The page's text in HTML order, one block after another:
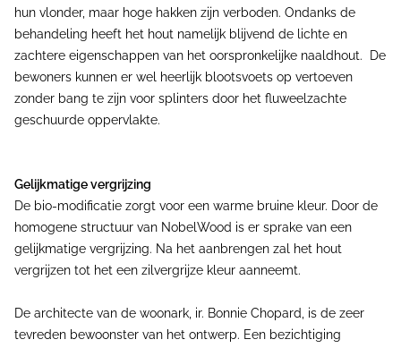
hun vlonder, maar hoge hakken zijn verboden. Ondanks de
behandeling heeft het hout namelijk blijvend de lichte en
zachtere eigenschappen van het oorspronkelijke naaldhout. De
bewoners kunnen er wel heerlijk blootsvoets op vertoeven
zonder bang te zijn voor splinters door het fluweelzachte
geschuurde oppervlakte.
Gelijkmatige vergrijzing
De bio-modificatie zorgt voor een warme bruine kleur. Door de
homogene structuur van NobelWood is er sprake van een
gelijkmatige vergrijzing. Na het aanbrengen zal het hout
vergrijzen tot het een zilvergrijze kleur aanneemt.
De architecte van de woonark, ir. Bonnie Chopard, is de zeer
tevreden bewoonster van het ontwerp. Een bezichtiging